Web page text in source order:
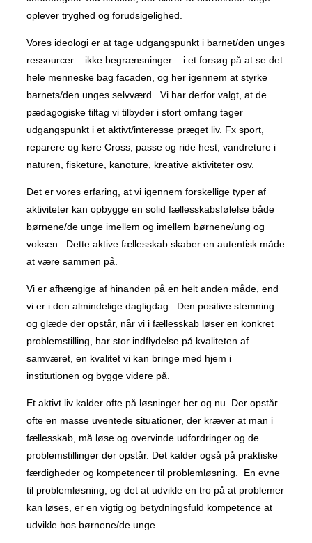
oplever tryghed og forudsigelighed.
Vores ideologi er at tage udgangspunkt i barnet/den unges
ressourcer – ikke begrænsninger – i et forsøg på at se det
hele menneske bag facaden, og her igennem at styrke
barnets/den unges selvværd. Vi har derfor valgt, at de
pædagogiske tiltag vi tilbyder i stort omfang tager
udgangspunkt i et aktivt/interesse præget liv. Fx sport,
reparere og køre Cross, passe og ride hest, vandreture i
naturen, fisketure, kanoture, kreative aktiviteter osv.
Det er vores erfaring, at vi igennem forskellige typer af
aktiviteter kan opbygge en solid fællesskabsfølelse både
børnene/de unge imellem og imellem børnene/ung og
voksen. Dette aktive fællesskab skaber en autentisk måde
at være sammen på.
Vi er afhængige af hinanden på en helt anden måde, end
vi er i den almindelige dagligdag. Den positive stemning
og glæde der opstår, når vi i fællesskab løser en konkret
problemstilling, har stor indflydelse på kvaliteten af
samværet, en kvalitet vi kan bringe med hjem i
institutionen og bygge videre på.
Et aktivt liv kalder ofte på løsninger her og nu. Der opstår
ofte en masse uventede situationer, der kræver at man i
fællesskab, må løse og overvinde udfordringer og de
problemstillinger der opstår. Det kalder også på praktiske
færdigheder og kompetencer til problemløsning. En evne
til problemløsning, og det at udvikle en tro på at problemer
kan løses, er en vigtig og betydningsfuld kompetence at
udvikle hos børnene/de unge.